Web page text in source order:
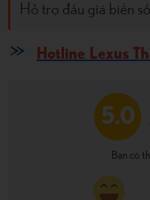
Hỗ trợ đấu giá biển
Hotline Lexus
5.0
Bạn có